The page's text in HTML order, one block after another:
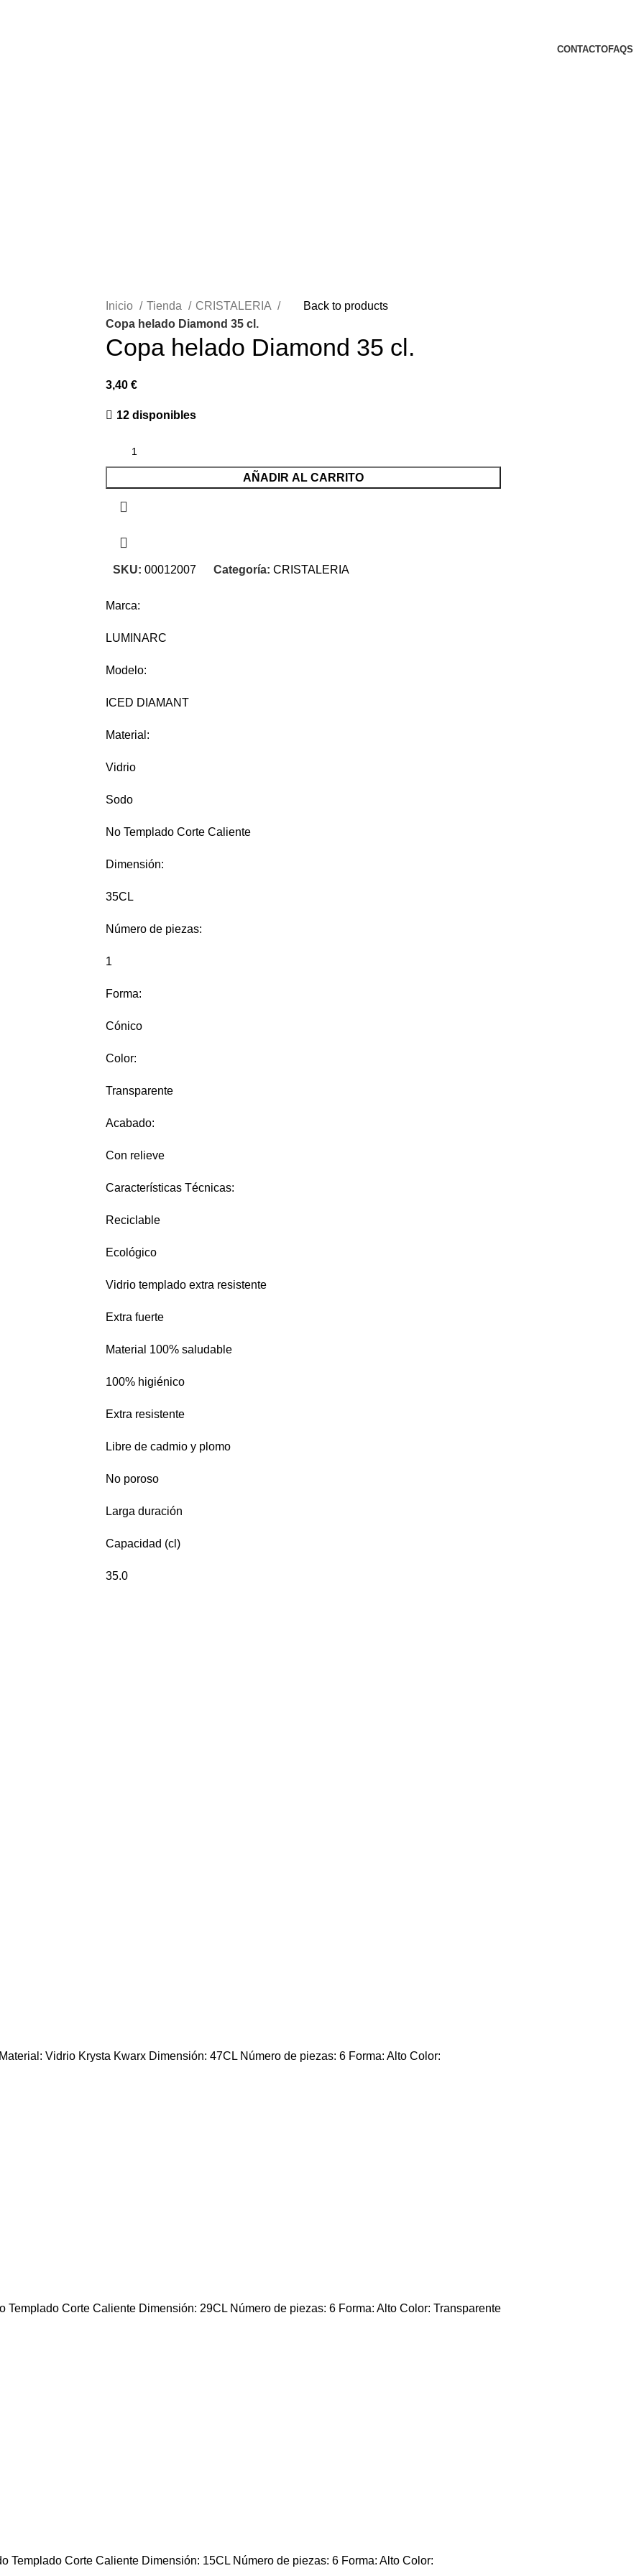
CONTACTOFAQS
Inicio Tienda
CRISTALERIA
Copa helado Diamond 35 cl.
Back to products
Copa helado Diamond 35 cl.
3,40 €
12 disponibles
AÑADIR AL CARRITO
SKU: 00012007 Categoría: CRISTALERIA
Marca:
LUMINARC
Modelo:
ICED DIAMANT
Material:
Vidrio
Sodo
No Templado Corte Caliente
Dimensión:
35CL
Número de piezas:
1
Forma:
Cónico
Color:
Transparente
Acabado:
Con relieve
Características Técnicas:
Reciclable
Ecológico
Vidrio templado extra resistente
Extra fuerte
Material 100% saludable
100% higiénico
Extra resistente
Libre de cadmio y plomo
No poroso
Larga duración
Capacidad (cl)
35.0
Vidrio Krysta Kwarx Dimensión: 47CL Número de piezas: 6 Forma: Alto Color:
Corte Caliente Dimensión: 29CL Número de piezas: 6 Forma: Alto Color: Transparente
Templado Corte Caliente Dimensión: 15CL Número de piezas: 6 Forma: Alto Color: